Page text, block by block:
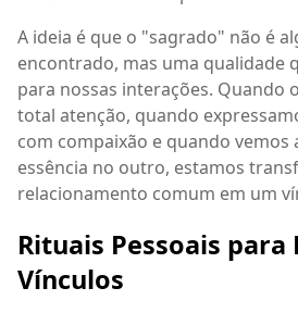
A ideia é que o "sagrado" não é
encontrado, mas uma qualidade
para nossas interações. Quando
total atenção, quando
com compaixão e quando vemos
essência no outro, estamos
relacionamento comum em um
Rituais Pessoais
Vínculos